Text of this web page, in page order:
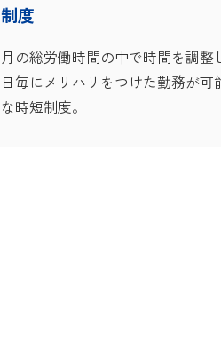
制度
月の総労働時間の中で時間を調整
日毎にメリハリをつけた勤務が可
な時短制度。